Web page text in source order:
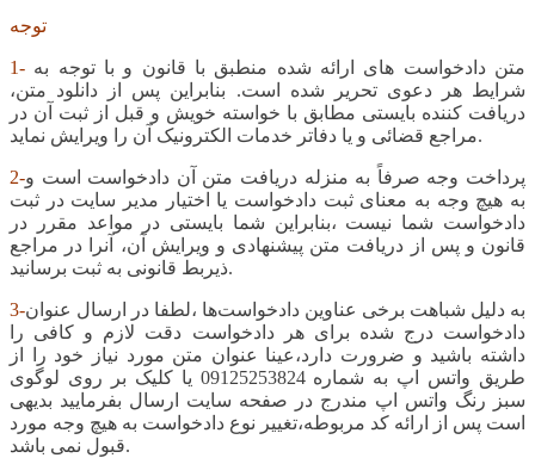
توجه
1-
شرایط هر دعوی تحریر شده است. بنابراین پس از دانلود متن،
دریافت کننده بایستی مطابق با خواسته خویش و قبل از ثبت آن در
مراجع قضائی و یا دفاتر خدمات الکترونیک آن را ویرایش نماید.
2-پرداخت وجه صرفاً به منزله دریافت متن آن دادخواست است و
به هیچ وجه به معنای ثبت دادخواست یا اختیار مدیر سایت در ثبت
دادخواست شما نیست ،بنابراین شما بایستی در مواعد مقرر در
قانون و پس از دریافت متن پیشنهادی و ویرایش آن، آنرا در مراجع
ذیربط قانونی به ثبت برسانید.
3-به دلیل شباهت برخی عناوین دادخواست‌ها ،لطفا در ارسال عنوان
دادخواست درج شده برای هر دادخواست دقت لازم و کافی را
داشته باشید و ضرورت دارد،عینا عنوان متن مورد نیاز خود را از
طریق واتس اپ به شماره 09125253824 یا کلیک بر روی لوگوی
سبز رنگ واتس اپ مندرج در صفحه سایت ارسال بفرمایید بدیهی
است پس از ارائه کد مربوطه،تغییر نوع دادخواست به هیچ وجه مورد
قبول نمی باشد.